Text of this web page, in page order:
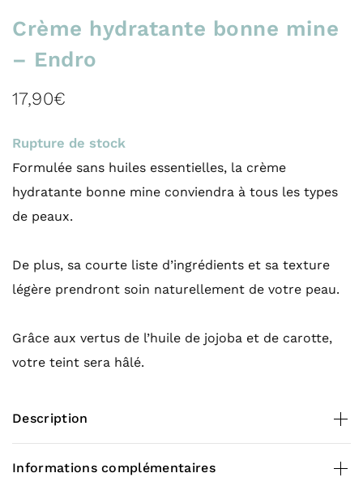
Crème hydratante bonne mine
– Endro
17,90€
Rupture de stock
Formulée sans huiles essentielles, la crème
hydratante bonne mine conviendra à tous les types
de peaux.
De plus, sa courte liste d’ingrédients et sa texture
légère prendront soin naturellement de votre peau.
Grâce aux vertus de l’huile de jojoba et de carotte,
votre teint sera hâlé.
Description
Contenance
Informations complémentaires